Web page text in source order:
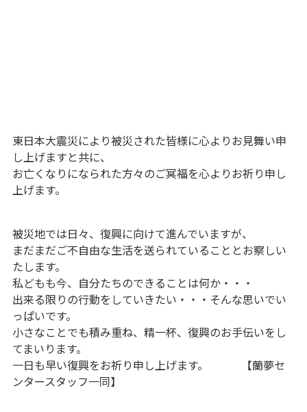
東日本大震災により被災された皆様に心よりお見舞い申
し上げますと共に、
お亡くなりになられた方々のご冥福を心よりお祈り申し
上げます。
被災地では日々、復興に向けて進んでいますが、
まだまだご不自由な生活を送られていることとお察しい
たします。
私どもも今、自分たちのできることは何か・・・
出来る限りの行動をしていきたい・・・そんな思いでい
っぱいです。
小さなことでも積み重ね、精一杯、復興のお手伝いをし
てまいります。
一日も早い復興をお祈り申し上げます。 【蘭夢セ
ンタースタッフ一同】